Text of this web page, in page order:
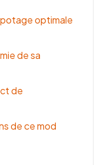
optimale
de sa
de
de ce mod